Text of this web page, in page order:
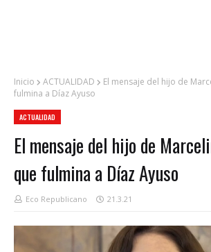
Inicio ACTUALIDAD
El mensaje del hijo de
fulmina a Díaz Ayuso
ACTUALIDAD
El mensaje del hijo de
que fulmina a Díaz Ayuso
Eco Republicano 21.3.21